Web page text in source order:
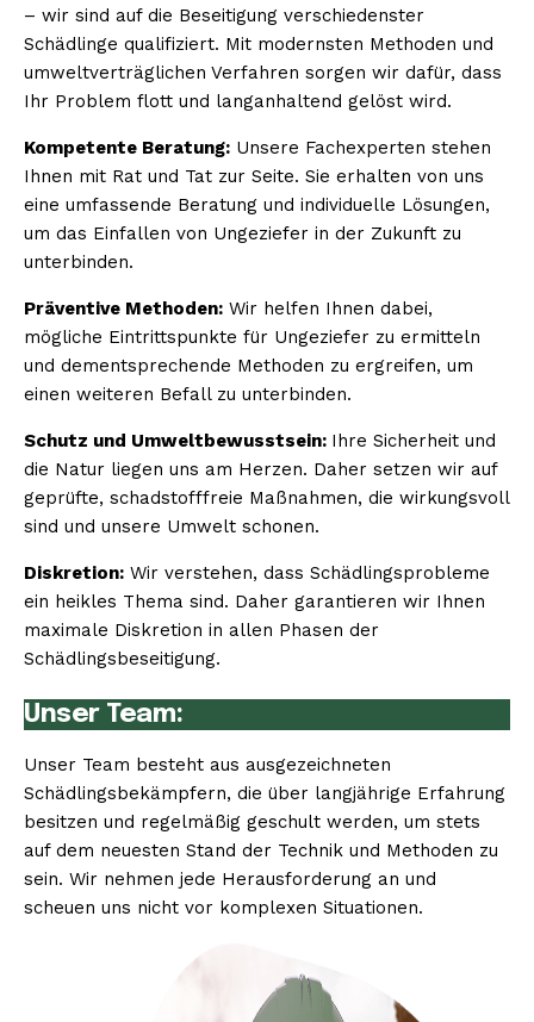
– wir sind auf die Beseitigung verschiedenster
Schädlinge qualifiziert. Mit modernsten Methoden und
umweltverträglichen Verfahren sorgen wir dafür, dass
Ihr Problem flott und langanhaltend gelöst wird.
Kompetente Beratung: Unsere Fachexperten stehen
Ihnen mit Rat und Tat zur Seite. Sie erhalten von uns
eine umfassende Beratung und individuelle Lösungen,
um das Einfallen von Ungeziefer in der Zukunft zu
unterbinden.
Präventive Methoden: Wir helfen Ihnen dabei,
mögliche Eintrittspunkte für Ungeziefer zu ermitteln
und dementsprechende Methoden zu ergreifen, um
einen weiteren Befall zu unterbinden.
Schutz und Umweltbewusstsein: Ihre Sicherheit und
die Natur liegen uns am Herzen. Daher setzen wir auf
geprüfte, schadstofffreie Maßnahmen, die wirkungsvoll
sind und unsere Umwelt schonen.
Diskretion: Wir verstehen, dass Schädlingsprobleme
ein heikles Thema sind. Daher garantieren wir Ihnen
maximale Diskretion in allen Phasen der
Schädlingsbeseitigung.
Unser Team:
Unser Team besteht aus ausgezeichneten
Schädlingsbekämpfern, die über langjährige Erfahrung
besitzen und regelmäßig geschult werden, um stets
auf dem neuesten Stand der Technik und Methoden zu
sein. Wir nehmen jede Herausforderung an und
scheuen uns nicht vor komplexen Situationen.